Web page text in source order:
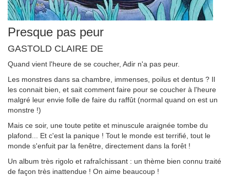
Presque pas peur
GASTOLD CLAIRE DE
Quand vient l'heure de se coucher, Adir n'a pas peur.
Les monstres dans sa chambre, immenses, poilus et dentus ? Il
les connait bien, et sait comment faire pour se coucher à l'heure
malgré leur envie folle de faire du raffût (normal quand on est un
monstre !)
Mais ce soir, une toute petite et minuscule araignée tombe du
plafond... Et c'est la panique ! Tout le monde est terrifié, tout le
monde s'enfuit par la fenêtre, directement dans la forêt !
Un album très rigolo et rafraîchissant : un thème bien connu traité
de façon très inattendue ! On aime beaucoup !